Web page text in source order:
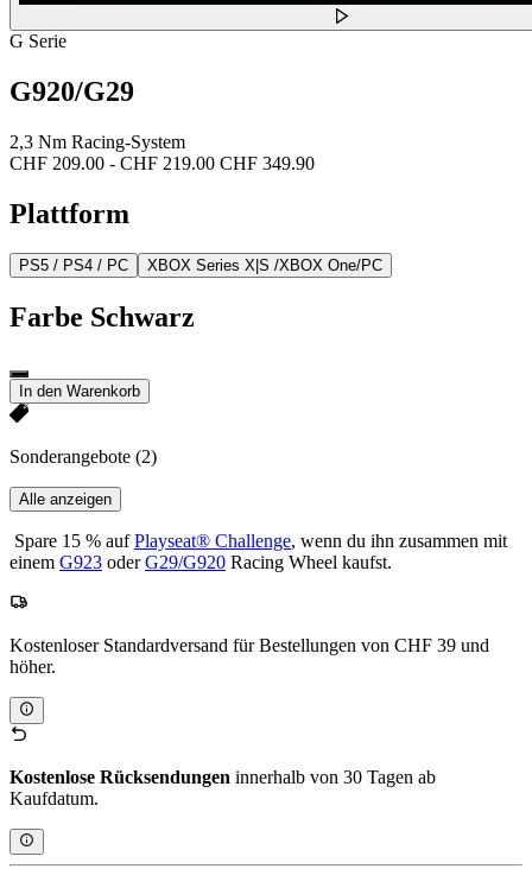
G Serie
G920/G29
2,3 Nm Racing-System
CHF 209.00 - CHF 219.00 CHF 349.90
Plattform
PS5 / PS4 / PC XBOX Series X|S /XBOX One/PC
Farbe Schwarz
In den Warenkorb
Sonderangebote (2)
Alle anzeigen
Spare 15 % aufPlayseat® Challenge, wenn du ihn zusammen mit
einem G923 oderG29/G920 Racing Wheel kaufst.
Kostenloser Standardversand für Bestellungen von CHF 39 und
höher.
Kostenlose Rücksendungen innerhalb von 30 Tagen ab
Kaufdatum.